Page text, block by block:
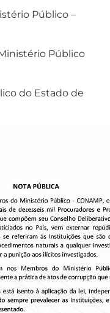
Público –
Público
do Estado de